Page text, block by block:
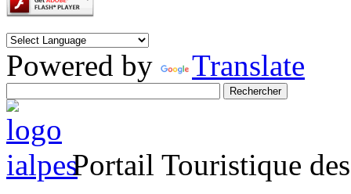
Powered by Translate
Portail Touristique